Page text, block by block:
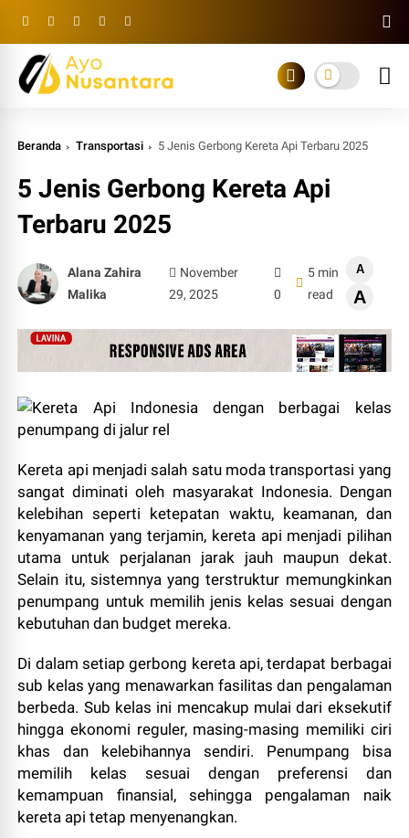
Beranda Transportasi 5 Jenis Gerbong Kereta Api Terbaru 2025
5 Jenis Gerbong Kereta Api
Terbaru 2025
Alana Zahira
Malika
November
29, 2025
0
5 min
read
A
A
Kereta api menjadi salah satu moda transportasi yang
sangat diminati oleh masyarakat Indonesia. Dengan
kelebihan seperti ketepatan waktu, keamanan, dan
kenyamanan yang terjamin, kereta api menjadi pilihan
utama untuk perjalanan jarak jauh maupun dekat.
Selain itu, sistemnya yang terstruktur memungkinkan
penumpang untuk memilih jenis kelas sesuai dengan
kebutuhan dan budget mereka.
Di dalam setiap gerbong kereta api, terdapat berbagai
sub kelas yang menawarkan fasilitas dan pengalaman
berbeda. Sub kelas ini mencakup mulai dari eksekutif
hingga ekonomi reguler, masing-masing memiliki ciri
khas dan kelebihannya sendiri. Penumpang bisa
memilih kelas sesuai dengan preferensi dan
kemampuan finansial, sehingga pengalaman naik
kereta api tetap menyenangkan.